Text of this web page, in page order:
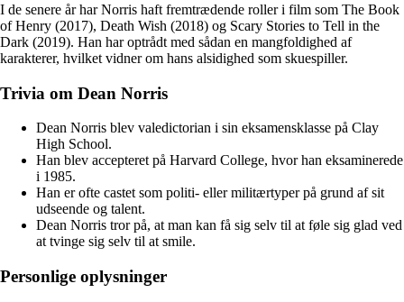
I de senere år har Norris haft fremtrædende roller i film som The Book
of Henry (2017), Death Wish (2018) og Scary Stories to Tell in the
Dark (2019). Han har optrådt med sådan en mangfoldighed af
karakterer, hvilket vidner om hans alsidighed som skuespiller.
Trivia om Dean Norris
Dean Norris blev valedictorian i sin eksamensklasse på Clay
High School.
Han blev accepteret på Harvard College, hvor han eksaminerede
i 1985.
Han er ofte castet som politi- eller militærtyper på grund af sit
udseende og talent.
Dean Norris tror på, at man kan få sig selv til at føle sig glad ved
at tvinge sig selv til at smile.
Personlige oplysninger